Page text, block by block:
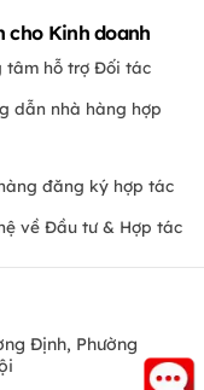
cho Kinh doanh
tâm hỗ trợ Đối tác
dẫn nhà hàng hợp
đăng ký hợp tác
về Đầu tư & Hợp tác
Định, Phường